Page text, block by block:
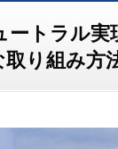
ートラル実
り組み方